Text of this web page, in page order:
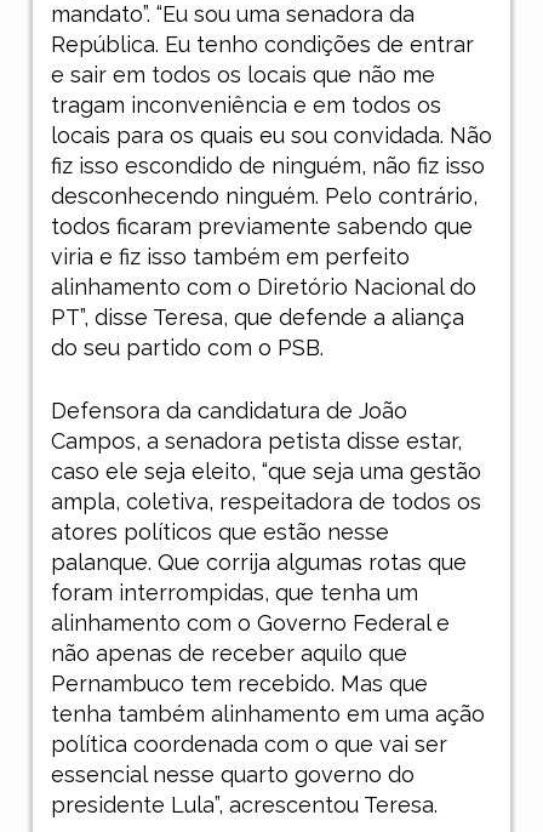
mandato”. “Eu sou uma senadora da
República. Eu tenho condições de entrar
e sair em todos os locais que não me
tragam inconveniência e em todos os
locais para os quais eu sou convidada. Não
fiz isso escondido de ninguém, não fiz isso
desconhecendo ninguém. Pelo contrário,
todos ficaram previamente sabendo que
viria e fiz isso também em perfeito
alinhamento com o Diretório Nacional do
PT”, disse Teresa, que defende a aliança
do seu partido com o PSB.
Defensora da candidatura de João
Campos, a senadora petista disse estar,
caso ele seja eleito, “que seja uma gestão
ampla, coletiva, respeitadora de todos os
atores políticos que estão nesse
palanque. Que corrija algumas rotas que
foram interrompidas, que tenha um
alinhamento com o Governo Federal e
não apenas de receber aquilo que
Pernambuco tem recebido. Mas que
tenha também alinhamento em uma ação
política coordenada com o que vai ser
essencial nesse quarto governo do
presidente Lula”, acrescentou Teresa.